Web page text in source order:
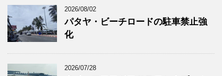
2026/08/02
パタヤ・ビーチロードの駐車禁止強
化
2026/07/28